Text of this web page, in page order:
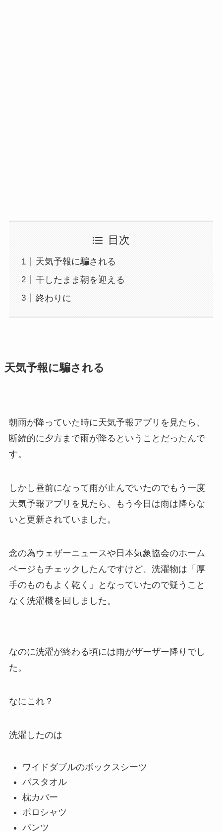
目次
天気予報に騙される
干したまま朝を迎える
終わりに
天気予報に騙される
朝雨が降っていた時に天気予報アプリを見たら、
断続的に夕方まで雨が降るということだったんで
す。
しかし昼前になって雨が止んでいたのでもう一度
天気予報アプリを見たら、もう今日は雨は降らな
いと更新されていました。
念の為ウェザーニュースや日本気象協会のホーム
ページもチェックしたんですけど、洗濯物は「厚
手のものもよく乾く」となっていたので疑うこと
なく洗濯機を回しました。
なのに洗濯が終わる頃には雨がザーザー降りでし
た。
なにこれ？
洗濯したのは
ワイドダブルのボックスシーツ
バスタオル
枕カバー
ポロシャツ
パンツ